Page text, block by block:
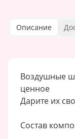
Описание
Воздушные
ценное
Дарите их
Состав